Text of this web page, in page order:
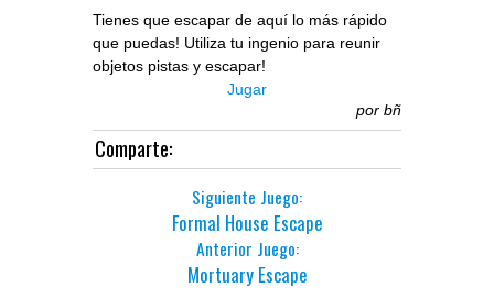
Tienes que escapar de aquí lo más rápido
que puedas! Utiliza tu ingenio para reunir
objetos pistas y escapar!
Jugar
por bñ
Comparte:
Siguiente Juego:
Formal House Escape
Anterior Juego:
Mortuary Escape